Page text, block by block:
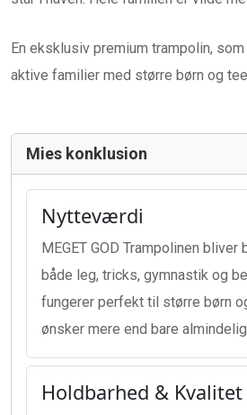
En eksklusiv premium trampolin,
aktive familier med større børn og
Mies konklusion
Nytteværdi
MEGET GOD Trampolinen
både leg, tricks, gymnastik og
fungerer perfekt til større børn
ønsker mere end bare
Holdbarhed & Kvalitet